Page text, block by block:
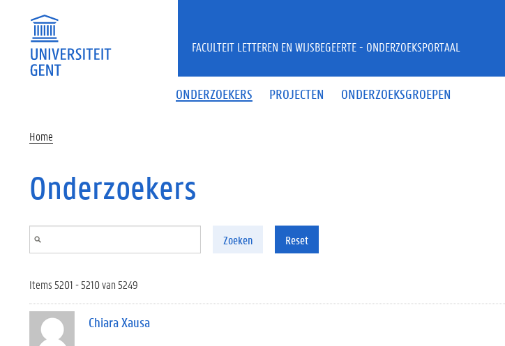
ONDERZOEKERS PROJECTEN ONDERZOEKSGROEPEN
FACULTEIT LETTEREN EN WIJSBEGEERTE - ONDERZOEKSPORTAAL
Home
Onderzoekers
Zoeken Reset
Items 5201 - 5210 van 5249
Chiara Xausa